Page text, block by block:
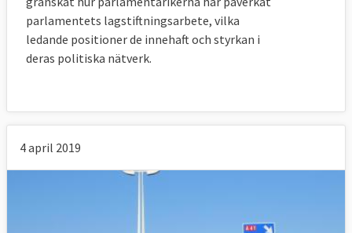
parlamentets lagstiftningsarbete, vilka
ledande positioner de innehaft och styrkan i
deras politiska nätverk.
4 april 2019